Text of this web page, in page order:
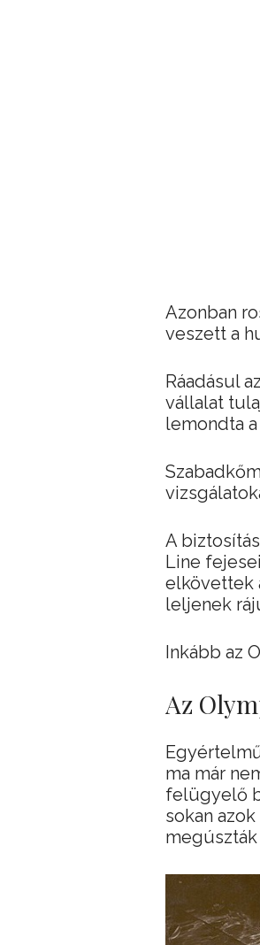
Azonban
veszett a
Ráadásul
vállalat
lemondta
A
Line
elkövettek
leljenek
Inkább az
Az
ma már
felügyelő
sokan